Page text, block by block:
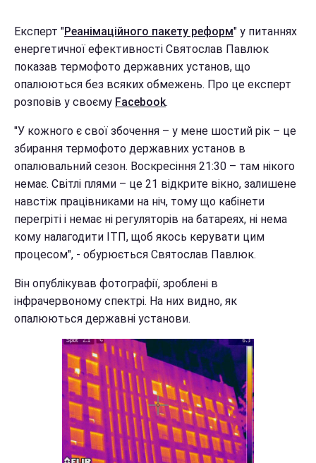
Експерт "Реанімаційного пакету реформ" у питаннях
енергетичної ефективності Святослав Павлюк
показав термофото державних установ, що
опалюються без всяких обмежень. Про це експерт
розповів у своєму Facebook.
"У кожного є свої збочення – у мене шостий рік – це
збирання термофото державних установ в
опалювальний сезон. Воскресіння 21:30 – там нікого
немає. Світлі плями – це 21 відкрите вікно, залишене
навстіж працівниками на ніч, тому що кабінети
перегріті і немає ні регуляторів на батареях, ні нема
кому налагодити ІТП, щоб якось керувати цим
процесом", - обурюється Святослав Павлюк.
Він опублікував фотографії, зроблені в
інфрачервоному спектрі. На них видно, як
опалюються державні установи.